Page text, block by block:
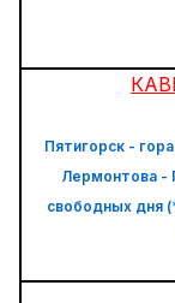
Пятигорск -
Лермонтова -
свободных дня